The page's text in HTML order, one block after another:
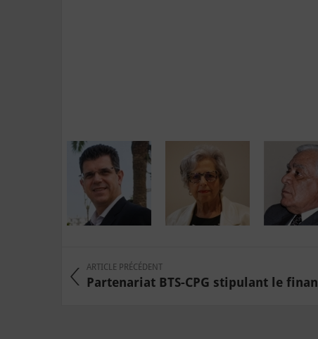
ARTICLE PRÉCÉDENT
Partenariat BTS-CPG stipulant le